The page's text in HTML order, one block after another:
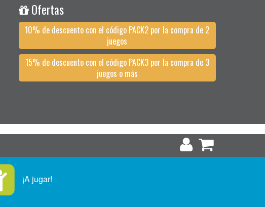
Ofertas
10% de descuento con el código PACK2 por la compra de 2
juegos
15% de descuento con el código PACK3 por la compra de 3
juegos o más
¡A jugar!